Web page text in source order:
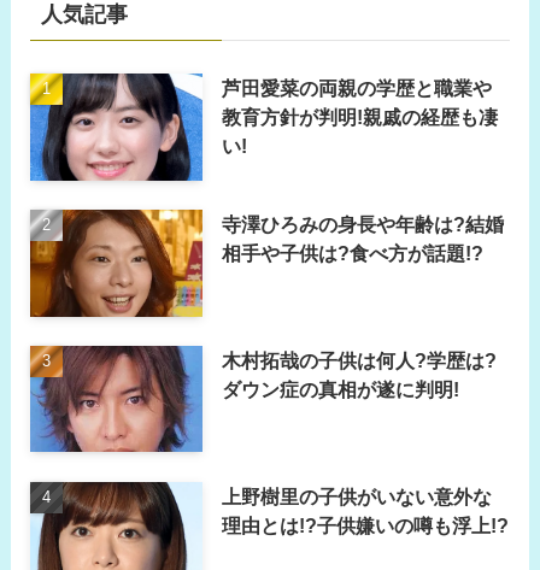
人気記事
芦田愛菜の両親の学歴と職業や
教育方針が判明!親戚の経歴も凄
い!
寺澤ひろみの身長や年齢は?結婚
相手や子供は?食べ方が話題!?
木村拓哉の子供は何人?学歴は?
ダウン症の真相が遂に判明!
上野樹里の子供がいない意外な
理由とは!?子供嫌いの噂も浮上!?